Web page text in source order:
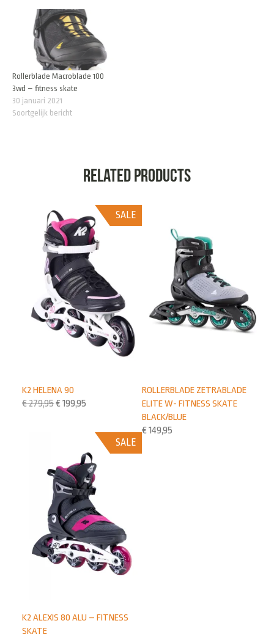
Rollerblade Macroblade 100
3wd – fitness skate
30 januari 2021
Soortgelijk bericht
Related products
ROLLERBLADE ZETRABLADE
ELITE W- FITNESS SKATE
BLACK/BLUE
€ 149,95
SALE
K2 HELENA 90
€279,95€ 199,95
SALE
K2 ALEXIS 80 ALU – FITNESS
SKATE